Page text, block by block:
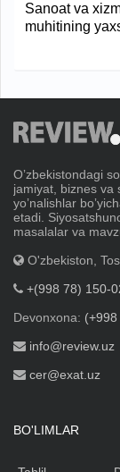
Sanoat va
muhitining
Oʼzbekistondagi
jamiyat, biznes va
yoʼnalishlar
etadi.
masalalar va
O'zbekiston,
+(998 78) 150-
Devonxona:
info@review.uz
cer@exat.uz
BO'LIMLAR